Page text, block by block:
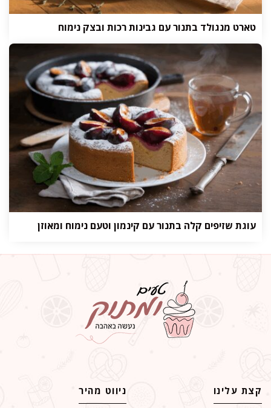
טארט מנגולד בתנור עם גבינות רכות ובצק נימוח
עוגת שזיפים קלה בתנור עם קינמון וטעם נימוח ומאוזן
קצת עלינו ניווט מהיר